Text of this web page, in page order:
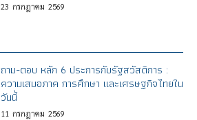
23 กรกฎาคม 2569
ถาม-ตอบ หลัก 6 ประการกับรัฐสวัสดิการ :
ความเสมอภาค การศึกษา และเศรษฐกิจไทยใน
วันนี้
11 กรกฎาคม 2569